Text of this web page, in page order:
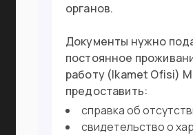
органов.
Документы нужно
постоянное
работу (Ikamet Ofisi)
предоставить:
справка об
свидетельство о